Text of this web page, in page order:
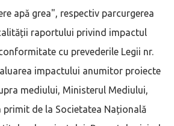
apă grea", respectiv parcurgerea
raportului privind impactul
cu prevederile Legii nr.
impactului anumitor proiecte
mediului, Ministerul Mediului,
primit de la Societatea Națională